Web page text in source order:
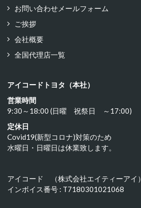
お問い合わせメールフォーム
ご挨拶
会社概要
全国代理店一覧
アイコードトヨタ（本社）
営業時間
9:30～18:00 (日曜 祝祭日 ～17:00)
定休日
Covid19(新型コロナ)対策のため
水曜日・日曜日は休業致します。
アイコード （株式会社エイティーアイ）
インボイス番号 : T7180301021068